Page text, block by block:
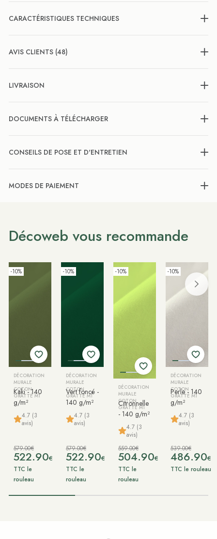
CARACTÉRISTIQUES TECHNIQUES
AVIS CLIENTS (48)
LIVRAISON
DOCUMENTS À TÉLÉCHARGER
CONSEILS DE POSE ET D'ENTRETIEN
MODES DE PAIEMENT
Décoweb vous recommande
-10%
DÉCORATION
MURALE
COTON
GRATTÉ M1
Kaki - 140
g/m²
4.7 (3
avis)
579.00€
522.90€
TTC le
rouleau
-10%
DÉCORATION
MURALE
COTON
GRATTÉ M1
Vert foncé -
140 g/m²
4.7 (3
avis)
579.00€
522.90€
TTC le
rouleau
-10%
DÉCORATION
MURALE
COTON
GRATTÉ M1
Citronnelle
- 140 g/m²
4.7 (3
avis)
559.00€
504.90€
TTC le
rouleau
-10%
DÉCORATION
MURALE
COTON
GRATTÉ M1
Perle - 140
g/m²
4.7 (3
avis)
539.00€
486.90€
TTC le rouleau